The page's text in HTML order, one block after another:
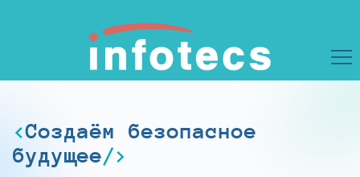
Создаём безопасное
будущее